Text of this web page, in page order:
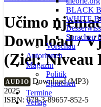
BLACK
WHITE
Sprachen
Vorschau
AutorInnen
Magazin
Politik
Sprachen
Termine
Verlag
Učimo
Download /
(Ziel: Niveau
AUDIO Download (MP3)
2025
ISBN: 978-3-89657-852-5